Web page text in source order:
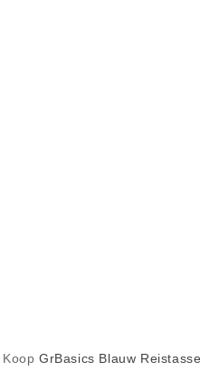
KoopGrBasics Blauw